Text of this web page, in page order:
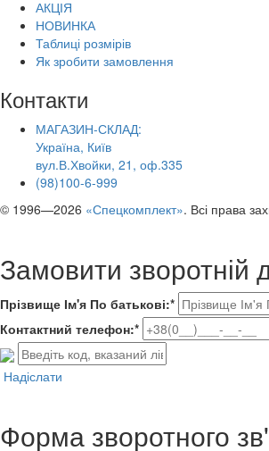
АКЦІЯ
НОВИНКА
Таблиці розмірів
Як зробити замовлення
Контакти
МАГАЗИН-СКЛАД:
Україна, Київ
вул.В.Хвойки, 21, оф.335
(98)100-6-999
© 1996—2026 «Спецкомплект». Всі права
Замовити зворотній
Прізвище Ім'я По батькові:*
Контактний телефон:*
Надіслати
Форма зворотного